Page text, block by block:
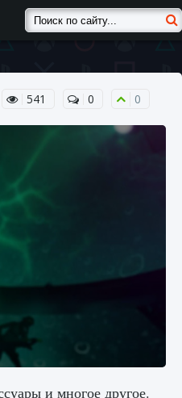
541 0 0
и многое другое.